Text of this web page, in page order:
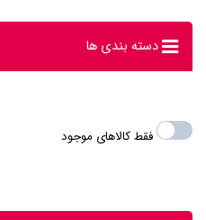
دسته بندی ها
فقط کالاهای موجود